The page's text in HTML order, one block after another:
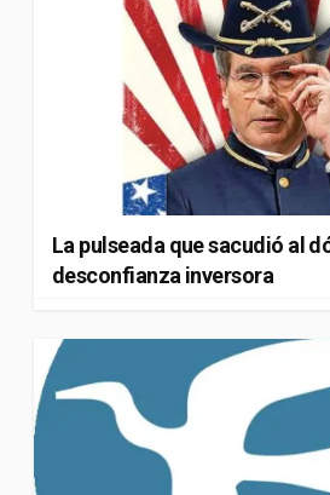
La pulseada que sacudió al
desconfianza inversora